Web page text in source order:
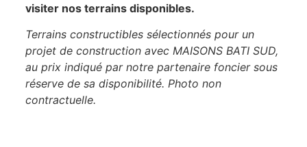
visiter nos terrains disponibles.
Terrains constructibles sélectionnés pour un
projet de construction avec MAISONS BATI SUD,
au prix indiqué par notre partenaire foncier sous
réserve de sa disponibilité. Photo non
contractuelle.